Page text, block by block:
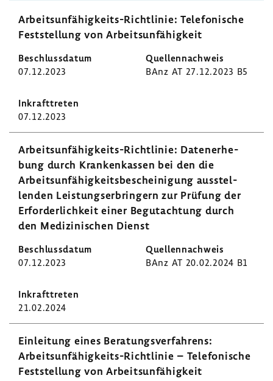
Arbeitsunfähigkeits-​Richtlinie: Tele­fo­ni­sche
Fest­stel­lung von Arbeits­un­fä­hig­keit
07.12.2023 BAnz AT 27.12.2023 B5
07.12.2023
Arbeitsunfähigkeits-​Richtlinie: Daten­er­he­
bung durch Kran­ken­kassen bei den die
Arbeits­un­fä­hig­keits­be­schei­ni­gung ausstel­
lenden Leis­tungs­er­brin­gern zur Prüfung der
Erfor­der­lich­keit einer Begut­ach­tung durch
den Medi­zi­ni­schen Dienst
07.12.2023 BAnz AT 20.02.2024 B1
21.02.2024
Einlei­tung eines Bera­tungs­ver­fah­rens:
Arbeitsunfähigkeits-​Richtlinie – Tele­fo­ni­sche
Fest­stel­lung von Arbeits­un­fä­hig­keit